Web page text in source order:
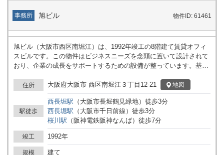
事務所 旭ビル 物件ID: 61461
旭ビル（大阪市西区南堀江）は、1992年竣工の8階建て賃貸オフィ
スビルです。この物件はビジネスニーズを念頭に置いて設計されて
おり、企業の成長をサポートするための設備が整っています。基準
また、エレベーターは1基設置されており、ビル内の移動も容易で
っています。さらに、汐見橋駅、桜川駅、西大橋駅も利用可能なた
め、交通アクセスが非常に良好です。こうしたアクセスの良さは、
従業員や来訪者にとっても大きなメリットとなりえます。 周辺環境
もビジネスに適しており、オフィスビルと住宅が調和して建ち並
び、落ち着いた雰囲気の中で仕事に集中することができます。ま
た、近隣には高台橋公園をはじめとした複数の公園があり、リフレ
住所 大阪府大阪市 西区南堀江３丁目12-21 地図
駅徒歩
西長堀駅 （ 大阪市長堀鶴見緑地） 徒歩3分
西長堀駅 （ 大阪市千日前線 ） 徒歩3分
桜川駅 （ 阪神電鉄阪神なんば） 徒歩7分
竣工 1992年
規模 建て